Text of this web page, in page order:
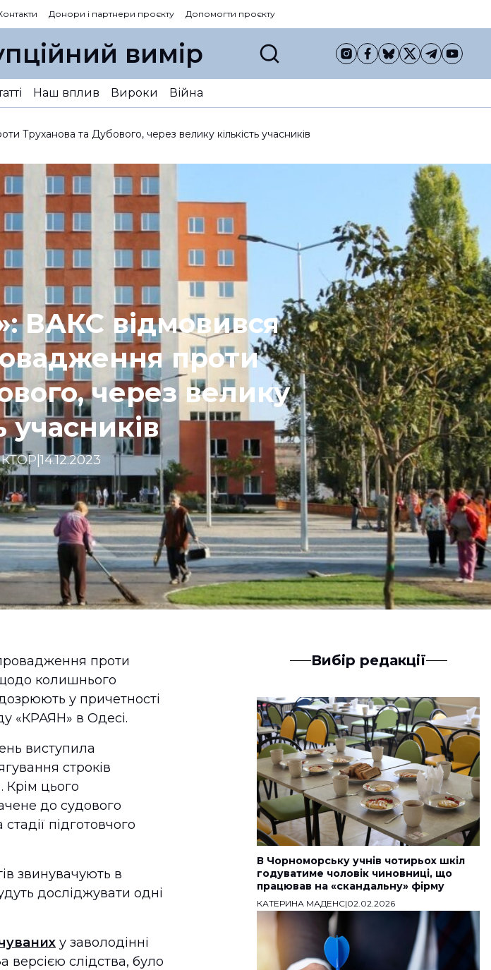
Донори і партнери проєкту Допомогти проєкту
вимір
Наш вплив Вироки Війна
та Дубового, через велику кількість учасників
ВАКС відмовився
проти
через велику
учасників
14.12.2023
проти
колишнього
у причетності
«КРАЯН» в Одесі.
виступила
строків
Крім цього
до судового
підготовчого
звинувачують в
досліджувати одні
у заволодінні
версією слідства, було
Вибір редакції
В Чорноморську учнів чотирьох шкіл
годуватиме чоловік чиновниці, що
працював на «скандальну» фірму
КАТЕРИНА МАДЕНС|02.02.2026